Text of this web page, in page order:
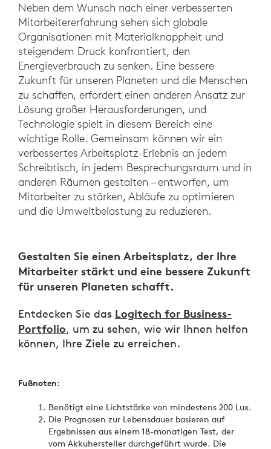
Neben dem Wunsch nach einer verbesserten
Mitarbeitererfahrung sehen sich globale
Organisationen mit Materialknappheit und
steigendem Druck konfrontiert, den
Energieverbrauch zu senken. Eine bessere
Zukunft für unseren Planeten und die Menschen
zu schaffen, erfordert einen anderen Ansatz zur
Lösung großer Herausforderungen, und
Technologie spielt in diesem Bereich eine
wichtige Rolle. Gemeinsam können wir ein
verbessertes Arbeitsplatz-Erlebnis an jedem
Schreibtisch, in jedem Besprechungsraum und in
anderen Räumen gestalten – entworfen, um
Mitarbeiter zu stärken, Abläufe zu optimieren
und die Umweltbelastung zu reduzieren.
Gestalten Sie einen Arbeitsplatz, der Ihre
Mitarbeiter stärkt und eine bessere Zukunft
für unseren Planeten schafft.
Entdecken Sie das Logitech for Business-
Portfolio, um zu sehen, wie wir Ihnen helfen
können, Ihre Ziele zu erreichen.
Fußnoten:
Benötigt eine Lichtstärke von mindestens 200 Lux.
Die Prognosen zur Lebensdauer basieren auf
Ergebnissen aus einem 18-monatigen Test, der
vom Akkuhersteller durchgeführt wurde. Die